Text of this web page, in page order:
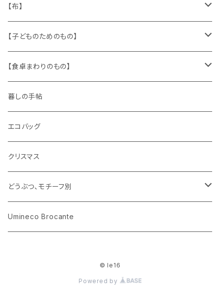
キャラクター
ピノキオ
缶、箱
陶磁器
文房具
木製品
ミニチュア、ドールハウス
袋、箱、ナプキン、コースター
パズル、ゲーム
古本、古雑誌、古えほん
古レコード
古せっけん
ラッピングペーパー、壁紙
文房具
メタル
ガラス
プラスチック
紙
チロルテープ・イニシャルテープ
トリム
ワッペン
【布】
キッチンクロス、ナプキン
ニット
布地
【子どものためのもの】
身に着けるもの
【食卓まわりのもの】
ガラス
花びん
小物入れ
陶磁器
カップアンドソーサー
プレート
木製品
ホーロー
メタル
暮しの手帖
エコバッグ
クリスマス
どうぶつ、モチーフ別
くま、ベア
Umineco Brocante
© le16
Powered by